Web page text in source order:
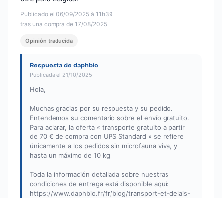
Publicado el 06/09/2025 à 11h39
tras una compra de 17/08/2025
Opinión traducida
Respuesta de daphbio
Publicada el 21/10/2025
Hola,
Muchas gracias por su respuesta y su pedido.
Entendemos su comentario sobre el envío gratuito.
Para aclarar, la oferta « transporte gratuito a partir
de 70 € de compra con UPS Standard » se refiere
únicamente a los pedidos sin microfauna viva, y
hasta un máximo de 10 kg.
Toda la información detallada sobre nuestras
condiciones de entrega está disponible aquí:
https://www.daphbio.fr/fr/blog/transport-et-delais-